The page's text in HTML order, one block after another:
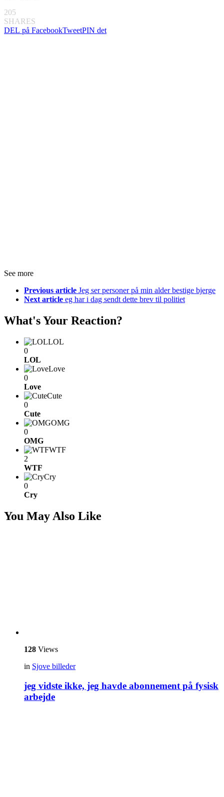
205
SHARES
DEL på FacebookTweetPIN det
See more
Previous article Jeg ser personer på min alder bestige bjerge
Next article eg har i dag sendt dette brev til politiet
What's Your Reaction?
LOL
0
LOL
Love
0
Love
Cute
0
Cute
OMG
0
OMG
WTF
2
WTF
Cry
0
Cry
You May Also Like
128 Views
in Sjove billeder
jeg vidste ikke, jeg havde abonnement på fysisk
arbejde